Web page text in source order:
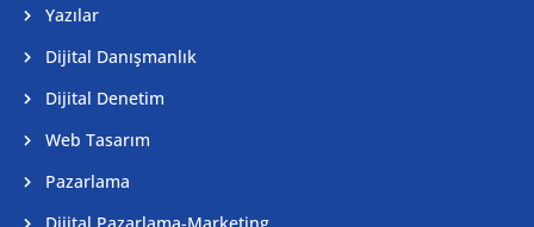
Yazılar
Dijital Danışmanlık
Dijital Denetim
Web Tasarım
Pazarlama